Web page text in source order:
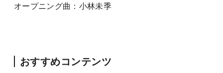
オープニング曲：小林未季
おすすめコンテンツ